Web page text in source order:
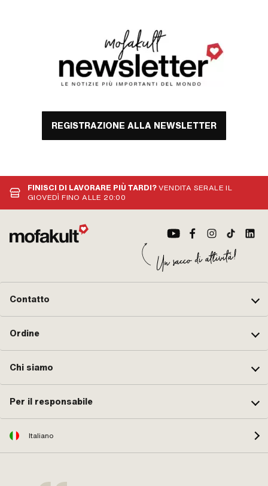
REGISTRAZIONE ALLA NEWSLETTER
FINISCI DI LAVORARE PIÙ TARDI?VENDITA SERALE IL
GIOVEDÌ FINO ALLE 20:00
Contatto
Ordine
Chi siamo
Per il responsabile
Italiano